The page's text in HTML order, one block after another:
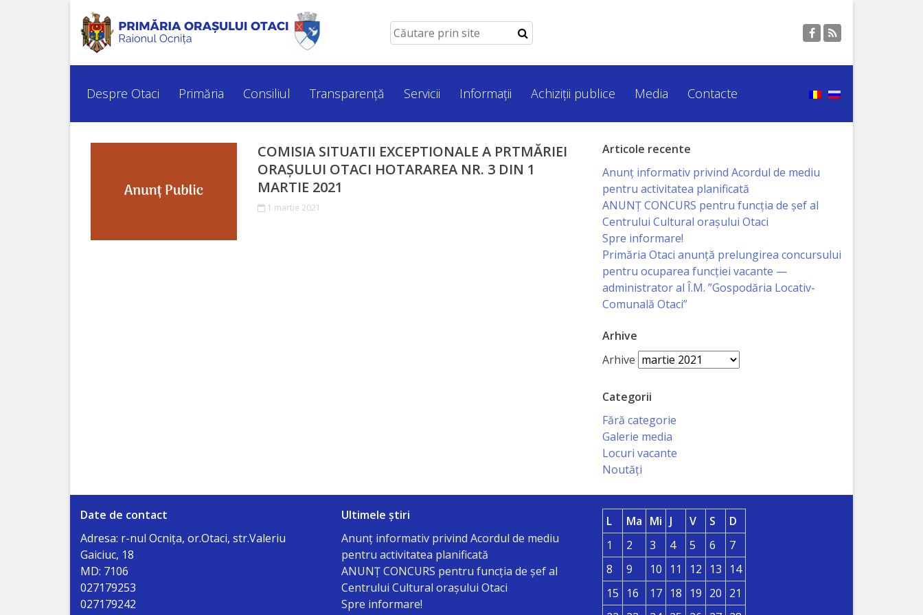
Istoria
orașului
Personalități
Детский/
«Солнышко».
Ясли/
Despre Otaci Primăria Consiliul Transparență Servicii Informații Achiziții publice Media Contacte
COMISIA SITUATII EXCEPTIONALE A PRTMĂRIEI
ORAȘULUI OTACI HOTARAREA NR. 3 DIN 1
MARTIE 2021
1 martie 2021
Articole recente
Anunț informativ privind Acordul de mediu
pentru activitatea planificată
ANUNŢ CONCURS pentru funcţia de şef al
Centrului Cultural oraşului Otaci
Spre informare!
Primăria Otaci anunță prelungirea concursului
pentru ocuparea funcției vacante —
administrator al Î.M. ”Gospodăria Locativ-
Comunală Otaci”
Arhive
Arhive
Categorii
Fără categorie
Galerie media
Locuri vacante
Noutăți
Date de contact
Adresa: r-nul Ocniţa, or.Otaci, str.Valeriu
Gaiciuc, 18
MD: 7106
027179253
027179242
Ultimele știri
Anunț informativ privind Acordul de mediu
pentru activitatea planificată
ANUNŢ CONCURS pentru funcţia de şef al
Centrului Cultural oraşului Otaci
Spre informare!
L Ma Mi J V S
D
1
2 3 4 5 6
7
8
9 10 11 12 13
14
15
16 17 18 19 20 21